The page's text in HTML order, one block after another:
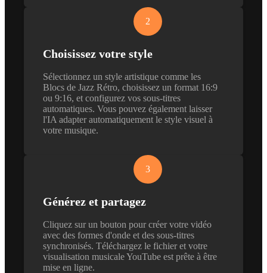
2
Choisissez votre style
Sélectionnez un style artistique comme les
Blocs de Jazz Rétro, choisissez un format 16:9
ou 9:16, et configurez vos sous-titres
automatiques. Vous pouvez également laisser
l'IA adapter automatiquement le style visuel à
votre musique.
3
Générez et partagez
Cliquez sur un bouton pour créer votre vidéo
avec des formes d'onde et des sous-titres
synchronisés. Téléchargez le fichier et votre
visualisation musicale YouTube est prête à être
mise en ligne.